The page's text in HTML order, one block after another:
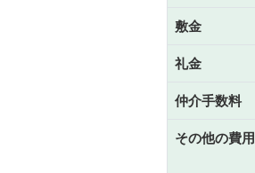
敷金
礼金
仲介手数料
その他の費用